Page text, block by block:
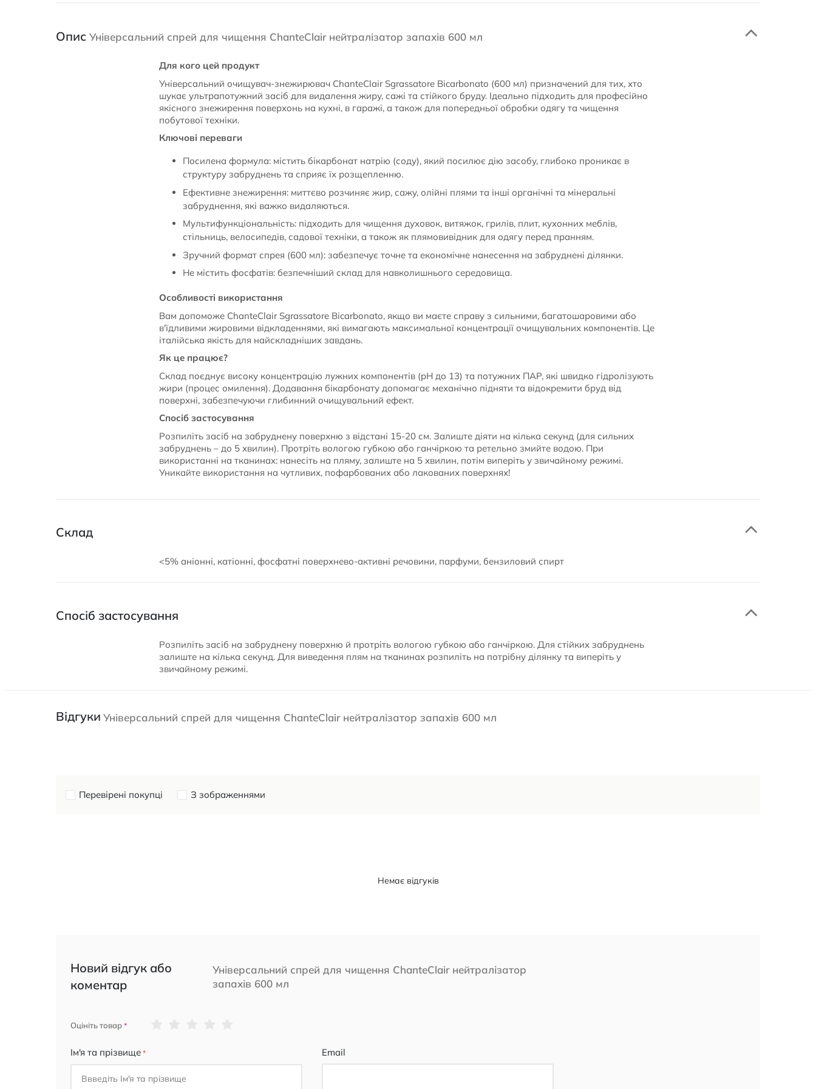
Опис Універсальний спрей для чищення ChanteClair нейтралізатор запахів 600 мл
Для кого цей продукт
Універсальний очищувач-знежирювач ChanteClair Sgrassatore Bicarbonato (600 мл) призначений для тих, хто
шукає ультрапотужний засіб для видалення жиру, сажі та стійкого бруду. Ідеально підходить для професійно
якісного знежирення поверхонь на кухні, в гаражі, а також для попередньої обробки одягу та чищення
побутової техніки.
Ключові переваги
Посилена формула: містить бікарбонат натрію (соду), який посилює дію засобу, глибоко проникає в
структуру забруднень та сприяє їх розщепленню.
Ефективне знежирення: миттєво розчиняє жир, сажу, олійні плями та інші органічні та мінеральні
забруднення, які важко видаляються.
Мультифункціональність: підходить для чищення духовок, витяжок, грилів, плит, кухонних меблів,
стільниць, велосипедів, садової техніки, а також як плямовивідник для одягу перед пранням.
Зручний формат спрея (600 мл): забезпечує точне та економічне нанесення на забруднені ділянки.
Не містить фосфатів: безпечніший склад для навколишнього середовища.
Особливості використання
Вам допоможе ChanteClair Sgrassatore Bicarbonato, якщо ви маєте справу з сильними, багатошаровими або
в'їдливими жировими відкладеннями, які вимагають максимальної концентрації очищувальних компонентів. Це
італійська якість для найскладніших завдань.
Як це працює?
Склад поєднує високу концентрацію лужних компонентів (pH до 13) та потужних ПАР, які швидко гідролізують
жири (процес омилення). Додавання бікарбонату допомагає механічно підняти та відокремити бруд від
поверхні, забезпечуючи глибинний очищувальний ефект.
Спосіб застосування
Розпиліть засіб на забруднену поверхню з відстані 15-20 см. Залиште діяти на кілька секунд (для сильних
забруднень – до 5 хвилин). Протріть вологою губкою або ганчіркою та ретельно змийте водою. При
використанні на тканинах: нанесіть на пляму, залиште на 5 хвилин, потім виперіть у звичайному режимі.
Уникайте використання на чутливих, пофарбованих або лакованих поверхнях!
Склад
<5% аніонні, катіонні, фосфатні поверхнево-активні речовини, парфуми, бензиловий спирт
Спосіб застосування
Розпиліть засіб на забруднену поверхню й протріть вологою губкою або ганчіркою. Для стійких забруднень
залиште на кілька секунд. Для виведення плям на тканинах розпиліть на потрібну ділянку та виперіть у
звичайному режимі.
Відгуки Універсальний спрей для чищення ChanteClair нейтралізатор запахів 600 мл
Перевірені покупці З зображеннями
Немає відгуків
Новий відгук або
коментар
Універсальний спрей для чищення ChanteClair нейтралізатор
запахів 600 мл
Оцініть товар
Ім'я та прізвище Email